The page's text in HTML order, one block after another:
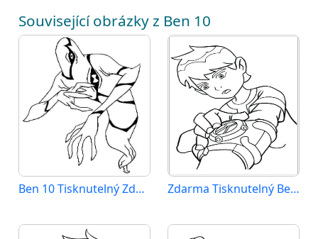
Související obrázky z Ben 10
Ben 10 Tisknutelný Zdarma Zdarma Tisknutelný Ben 10